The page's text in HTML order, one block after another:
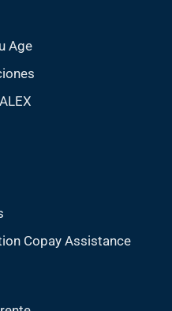
Age
Copay Assistance